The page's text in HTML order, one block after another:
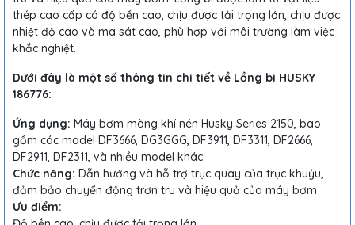
thép cao cấp có độ bền cao, chịu được tải trọng lớn, chịu được
nhiệt độ cao và ma sát cao, phù hợp với môi trường làm việc
khắc nghiệt.
Dưới đây là một số thông tin chi tiết về Lồng bi HUSKY
186776:
Ứng dụng: Máy bơm màng khí nén Husky Series 2150, bao
gồm các model DF3666, DG3GGG, DF3911, DF3311, DF2666,
DF2911, DF2311, và nhiều model khác
Chức năng: Dẫn hướng và hỗ trợ trục quay của trục khuỷu,
đảm bảo chuyển động trơn tru và hiệu quả của máy bơm
Ưu điểm: